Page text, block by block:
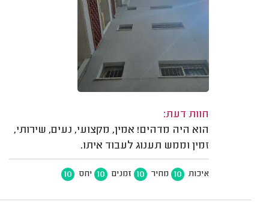
חוות דעת:
הוא היה מדהים! אמין, מקצועי, נעים, שירותי,
זמין וממש תענוג לעבוד איתו.
איכות 10 מחיר 10 זמנים 10 יחס 10